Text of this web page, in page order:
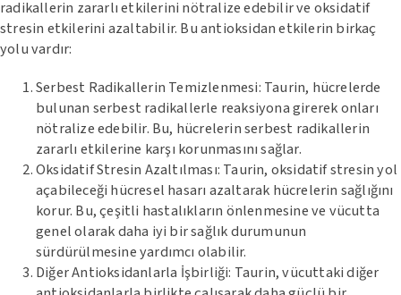
radikallerin zararlı etkilerini nötralize edebilir ve oksidatif
stresin etkilerini azaltabilir. Bu antioksidan etkilerin birkaç
yolu vardır:
Serbest Radikallerin Temizlenmesi: Taurin, hücrelerde
bulunan serbest radikallerle reaksiyona girerek onları
nötralize edebilir. Bu, hücrelerin serbest radikallerin
zararlı etkilerine karşı korunmasını sağlar.
Oksidatif Stresin Azaltılması: Taurin, oksidatif stresin yol
açabileceği hücresel hasarı azaltarak hücrelerin sağlığını
korur. Bu, çeşitli hastalıkların önlenmesine ve vücutta
genel olarak daha iyi bir sağlık durumunun
sürdürülmesine yardımcı olabilir.
Diğer Antioksidanlarla İşbirliği: Taurin, vücuttaki diğer